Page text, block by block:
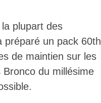
plupart des
préparé un pack 60th
de maintien sur les
du millésime